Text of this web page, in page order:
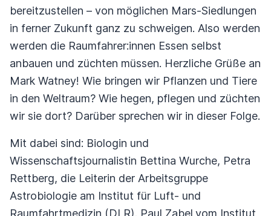
bereitzustellen – von möglichen Mars-Siedlungen
in ferner Zukunft ganz zu schweigen. Also werden
werden die Raumfahrer:innen Essen selbst
anbauen und züchten müssen. Herzliche Grüße an
Mark Watney! Wie bringen wir Pflanzen und Tiere
in den Weltraum? Wie hegen, pflegen und züchten
wir sie dort? Darüber sprechen wir in dieser Folge.
Mit dabei sind: Biologin und
Wissenschaftsjournalistin Bettina Wurche, Petra
Rettberg, die Leiterin der Arbeitsgruppe
Astrobiologie am Institut für Luft- und
Raumfahrtmedizin (DLR), Paul Zabel vom Institut